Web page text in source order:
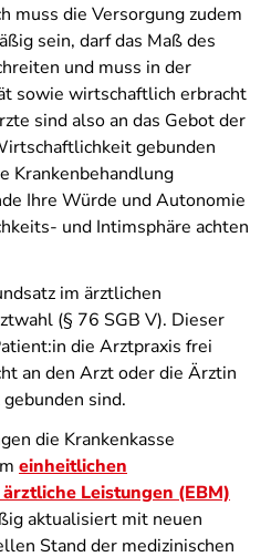
muss die Versorgung zudem
sein, darf das Maß des
und muss in der
sowie wirtschaftlich erbracht
sind also an das Gebot der
gebunden
Krankenbehandlung
Ihre Würde und Autonomie
und Intimsphäre achten
im ärztlichen
(§ 76 SGB V). Dieser
die Arztpraxis frei
an den Arzt oder die Ärztin
sind.
die Krankenkasse
einheitlichen
Leistungen (EBM)
aktualisiert mit neuen
Stand der medizinischen